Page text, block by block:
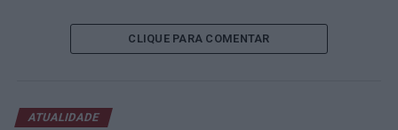
Distrito de Lisboa: PSP faz 128 detenções no último fim
CLIQUE PARA COMENTAR
ATUALIDADE